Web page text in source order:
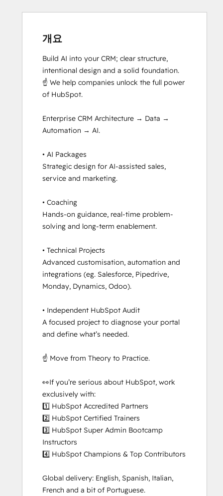
Certification
Certification
HubSpot Sales Hub Software
Certification
HubSpot Solutions Partner
HubSpot Trainer Certification
Inbound Sales
Reporting and Analytics Bootcamp
RevOps Bootcamp
Sales Enablement
Salesforce Integration Certification
Social Media Marketing Certification II
Super Admin Bootcamp
Video Strategy Bootcamp for Loop
개요
Build AI into your CRM; clear structure,
intentional design and a solid foundation.
☝️ We help companies unlock the full power
of HubSpot.
Enterprise CRM Architecture → Data →
Automation → AI.
• AI Packages
Strategic design for AI-assisted sales,
service and marketing.
• Coaching
Hands-on guidance, real-time problem-
solving and long-term enablement.
• Technical Projects
Advanced customisation, automation and
integrations (eg. Salesforce, Pipedrive,
Monday, Dynamics, Odoo).
• Independent HubSpot Audit
A focused project to diagnose your portal
and define what’s needed.
☝️ Move from Theory to Practice.
👀If you’re serious about HubSpot, work
exclusively with:
1️⃣ HubSpot Accredited Partners
2️⃣ HubSpot Certified Trainers
3️⃣ HubSpot Super Admin Bootcamp
Instructors
4️⃣ HubSpot Champions & Top Contributors
Global delivery: English, Spanish, Italian,
French and a bit of Portuguese.